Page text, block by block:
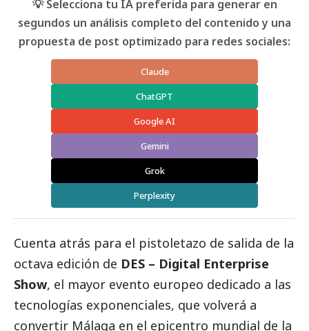
💡 Selecciona tu IA preferida para generar en
segundos un análisis completo del contenido y una
propuesta de post optimizado para redes sociales:
Claude
ChatGPT
Google AI
Gemini
Grok
Perplexity
Cuenta atrás para el pistoletazo de salida de la
octava edición de DES – Digital Enterprise
Show, el mayor evento europeo dedicado a las
tecnologías exponenciales, que volverá a
convertir Málaga en el epicentro mundial de la